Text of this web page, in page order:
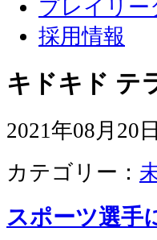
プレイリー
採用情報
キドキド テ
2021年08月20日
カテゴリー：
スポーツ選手